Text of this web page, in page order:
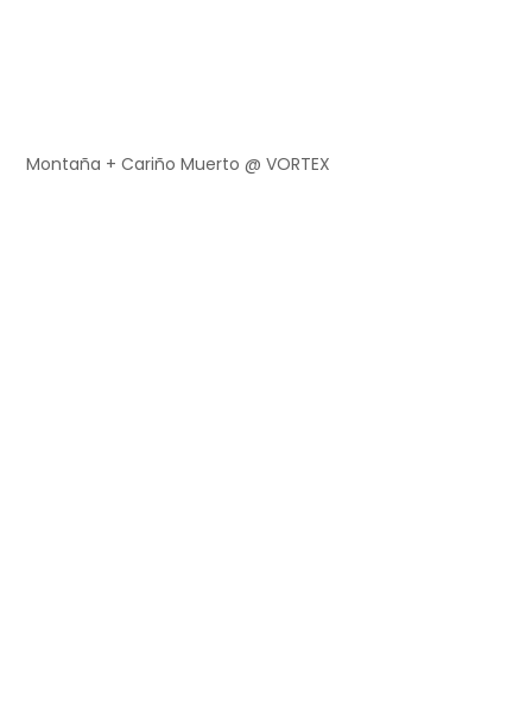
Montaña + Cariño Muerto @ VORTEX